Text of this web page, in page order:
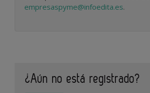
empresaspyme@infoedita.es.
¿Aún no está registrado?